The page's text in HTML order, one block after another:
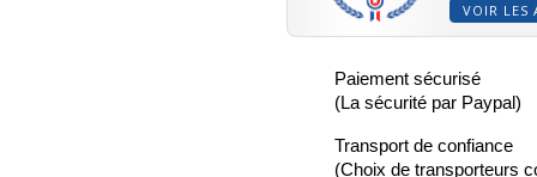
VOIR LES
Paiement sécurisé
(La sécurité par Paypal)
Transport de confiance
(Choix de transporteurs